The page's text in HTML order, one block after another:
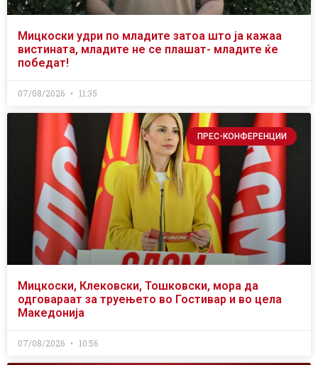
Мицкоски удри по младите затоа што ја кажаа
вистината, младите не се плашат- младите ќе
победат!
07/08/2026 11:35
ПРЕС-КОНФЕРЕНЦИИ
Мицкоски, Клековски, Тошковски, мора да
одговараат за труењето во Гостивар и во цела
Македонија
07/08/2026 10:56